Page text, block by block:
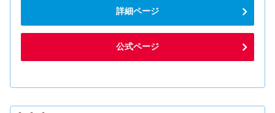
詳細ページ
公式ページ